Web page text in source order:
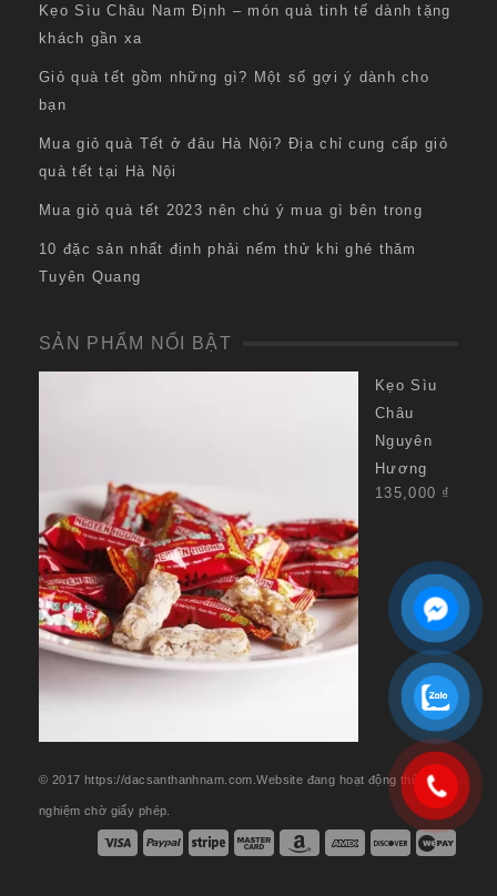
Kẹo Sìu Châu Nam Định – món quà tinh tế dành tặng
khách gần xa
Giỏ quà tết gồm những gì? Một số gợi ý dành cho
bạn
Mua giỏ quà Tết ở đâu Hà Nội? Địa chỉ cung cấp giỏ
quà tết tại Hà Nội
Mua giỏ quà tết 2023 nên chú ý mua gì bên trong
10 đặc sản nhất định phải nếm thử khi ghé thăm
Tuyên Quang
SẢN PHẨM NỔI BẬT
Kẹo Sìu
Châu
Nguyên
Hương
135,000 ₫
© 2017 https://dacsanthanhnam.com.Website đang hoạt động thử
nghiệm chờ giấy phép.